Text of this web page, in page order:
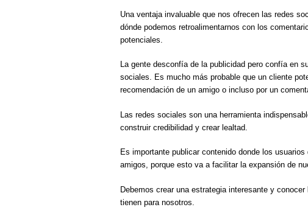
Una ventaja invaluable que nos ofrecen las redes
dónde podemos retroalimentarnos con los
potenciales.
La gente desconfía de la publicidad pero confía en
sociales. Es mucho más probable que un cliente
recomendación de un amigo o incluso por un
Las redes sociales son una herramienta
construir credibilidad y crear lealtad.
Es importante publicar contenido donde los
amigos, porque esto va a facilitar la expansión de
Debemos crear una estrategia interesante y
tienen para nosotros.